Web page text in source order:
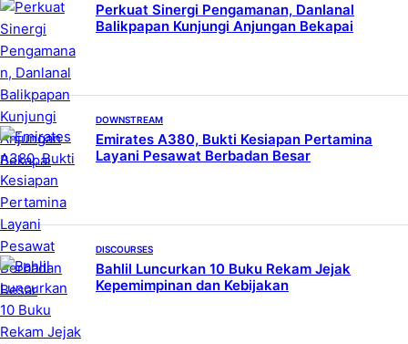
Perkuat Sinergi Pengamanan, Danlanal
Balikpapan Kunjungi Anjungan Bekapai
DOWNSTREAM
Emirates A380, Bukti Kesiapan Pertamina
Layani Pesawat Berbadan Besar
DISCOURSES
Bahlil Luncurkan 10 Buku Rekam Jejak
Kepemimpinan dan Kebijakan